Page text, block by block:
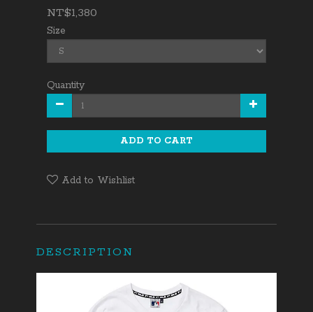
NT$1,380
Size
Quantity
ADD TO CART
Add to Wishlist
DESCRIPTION